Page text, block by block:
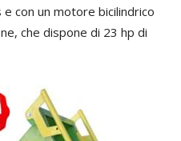
con un motore bicilindrico
che dispone di 23 hp di